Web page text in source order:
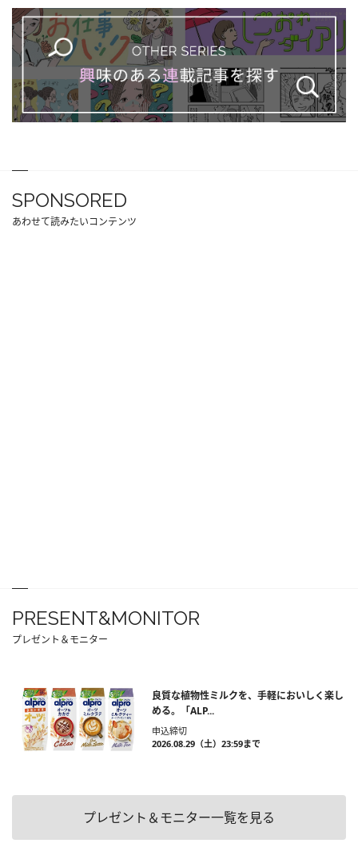
SPONSORED
あわせて読みたいコンテンツ
PRESENT&MONITOR
プレゼント＆モニター
良質な植物性ミルクを、手軽においしく楽し
める。「ALP...
申込締切
2026.08.29（土）23:59まで
プレゼント＆モニター一覧を見る